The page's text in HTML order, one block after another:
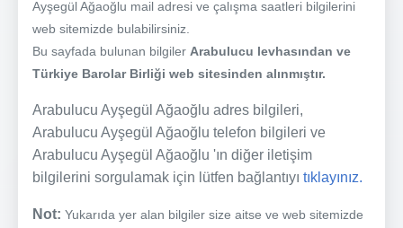
Ayşegül Ağaoğlu mail adresi ve çalışma saatleri bilgilerini
web sitemizde bulabilirsiniz.
Bu sayfada bulunan bilgiler Arabulucu levhasından ve
Türkiye Barolar Birliği web sitesinden alınmıştır.
Arabulucu Ayşegül Ağaoğlu adres bilgileri,
Arabulucu Ayşegül Ağaoğlu telefon bilgileri ve
Arabulucu Ayşegül Ağaoğlu 'ın diğer iletişim
bilgilerini sorgulamak için lütfen bağlantıyı tıklayınız.
Not: Yukarıda yer alan bilgiler size aitse ve web sitemizde